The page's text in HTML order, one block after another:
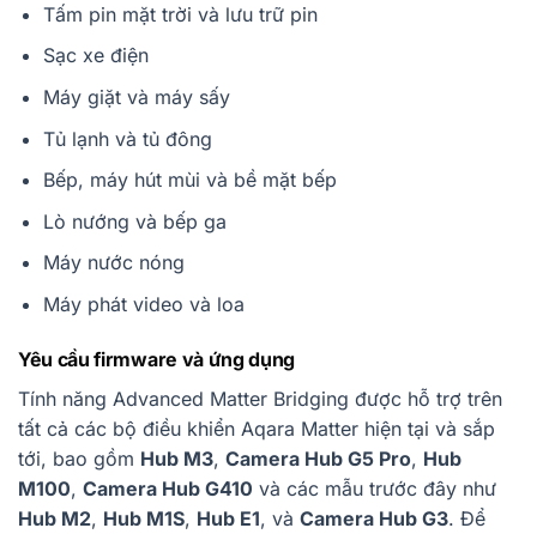
Tấm pin mặt trời và lưu trữ pin
Sạc xe điện
Máy giặt và máy sấy
Tủ lạnh và tủ đông
Bếp, máy hút mùi và bề mặt bếp
Lò nướng và bếp ga
Máy nước nóng
Máy phát video và loa
Yêu cầu firmware và ứng dụng
Tính năng Advanced Matter Bridging được hỗ trợ trên
tất cả các bộ điều khiển Aqara Matter hiện tại và sắp
tới, bao gồm Hub M3, Camera Hub G5 Pro, Hub
M100, Camera Hub G410 và các mẫu trước đây như
Hub M2, Hub M1S, Hub E1, và Camera Hub G3. Để